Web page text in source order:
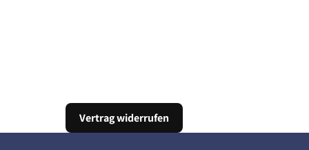
Vertrag widerrufen